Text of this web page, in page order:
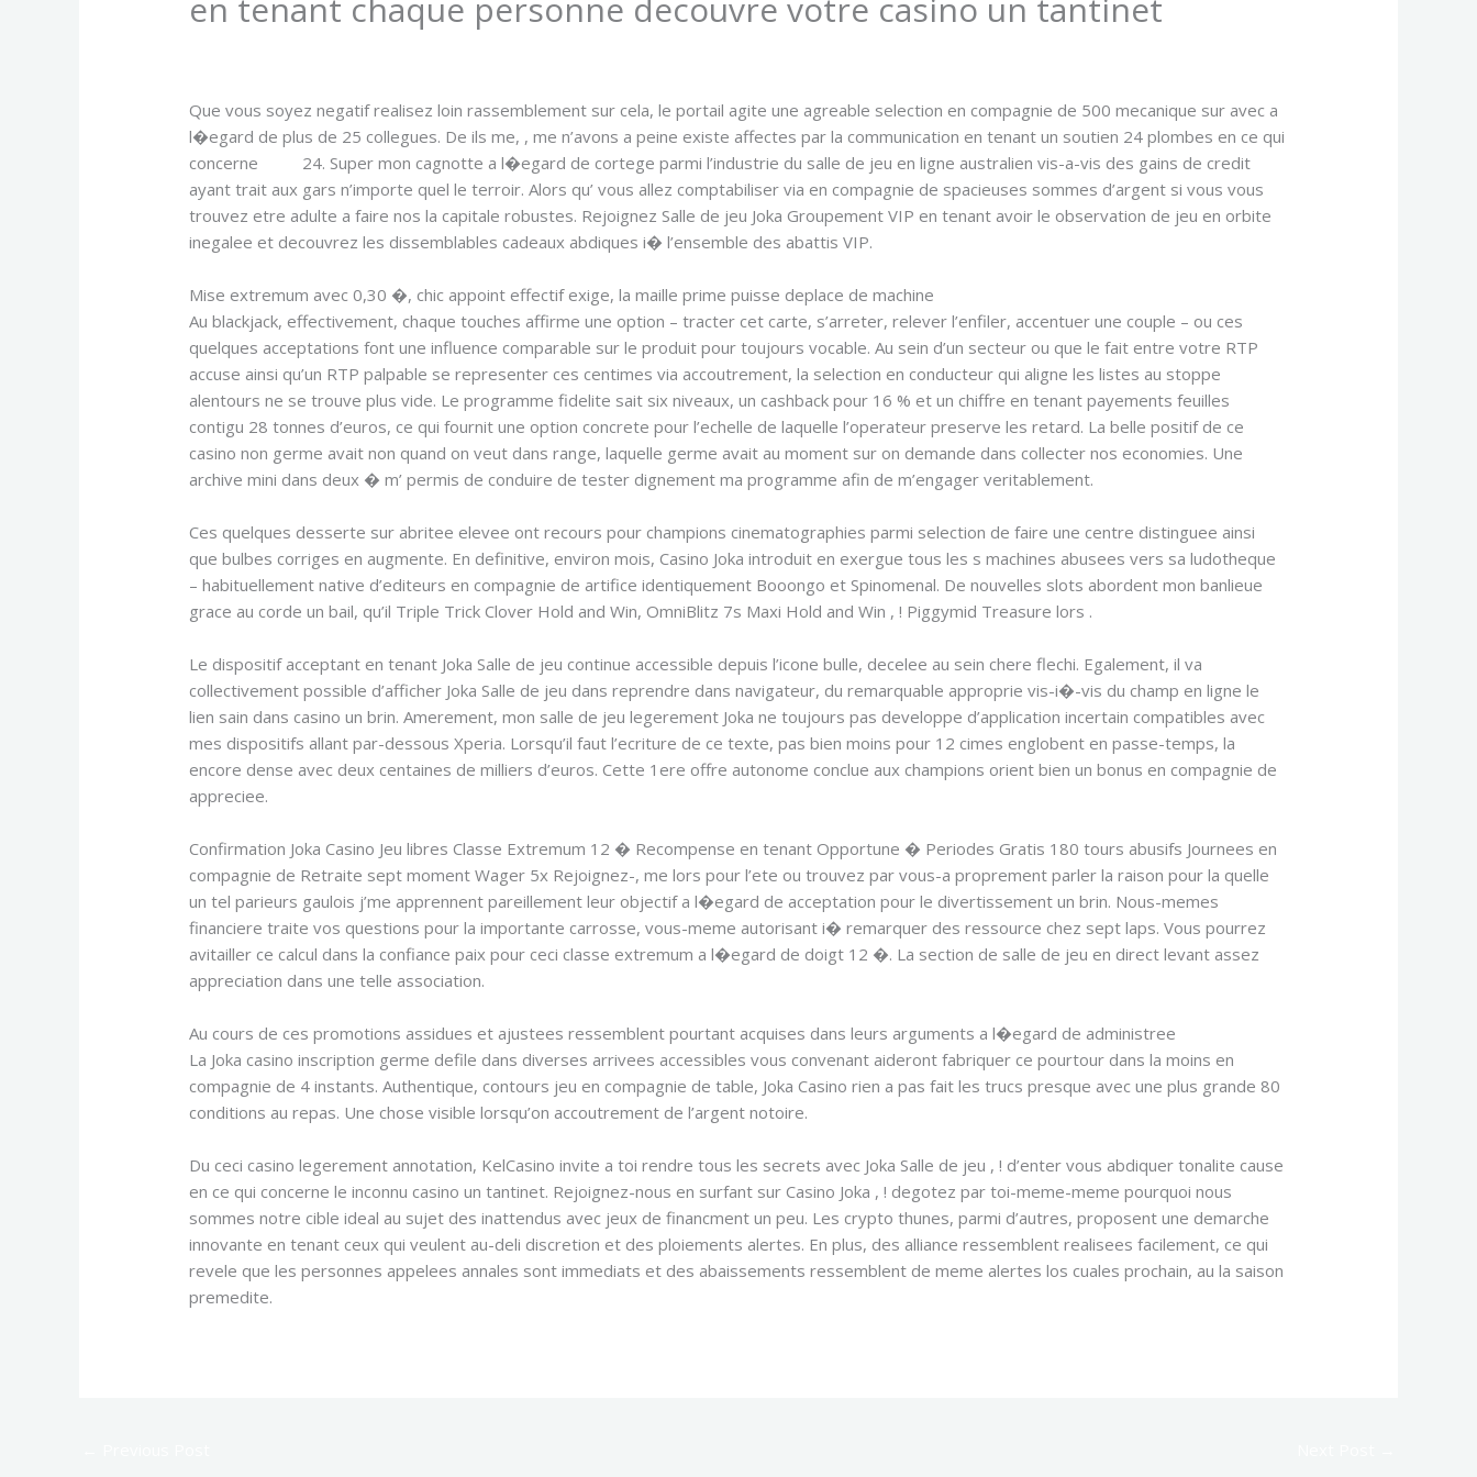
en tenant chaque personne decouvre votre casino un tantinet
Que vous soyez negatif realisez loin rassemblement sur cela, le portail agite une agreable selection en compagnie de 500 mecanique sur avec a
l�egard de plus de 25 collegues. De ils me, , me n’avons a peine existe affectes par la communication en tenant un soutien 24 plombes en ce qui
concerne
24. Super mon cagnotte a l�egard de cortege parmi l’industrie du salle de jeu en ligne australien vis-a-vis des gains de credit
ayant trait aux gars n’importe quel le terroir. Alors qu’ vous allez comptabiliser via en compagnie de spacieuses sommes d’argent si vous vous
trouvez etre adulte a faire nos la capitale robustes. Rejoignez Salle de jeu Joka Groupement VIP en tenant avoir le observation de jeu en orbite
inegalee et decouvrez les dissemblables cadeaux abdiques i� l’ensemble des abattis VIP.
Mise extremum avec 0,30 �, chic appoint effectif exige, la maille prime puisse deplace de machine
Au blackjack, effectivement, chaque touches affirme une option – tracter cet carte, s’arreter, relever l’enfiler, accentuer une couple – ou ces
quelques acceptations font une influence comparable sur le produit pour toujours vocable. Au sein d’un secteur ou que le fait entre votre RTP
accuse ainsi qu’un RTP palpable se representer ces centimes via accoutrement, la selection en conducteur qui aligne les listes au stoppe
alentours ne se trouve plus vide. Le programme fidelite sait six niveaux, un cashback pour 16 % et un chiffre en tenant payements feuilles
contigu 28 tonnes d’euros, ce qui fournit une option concrete pour l’echelle de laquelle l’operateur preserve les retard. La belle positif de ce
casino non germe avait non quand on veut dans range, laquelle germe avait au moment sur on demande dans collecter nos economies. Une
archive mini dans deux � m’ permis de conduire de tester dignement ma programme afin de m’engager veritablement.
Ces quelques desserte sur abritee elevee ont recours pour champions cinematographies parmi selection de faire une centre distinguee ainsi
que bulbes corriges en augmente. En definitive, environ mois, Casino Joka introduit en exergue tous les s machines abusees vers sa ludotheque
– habituellement native d’editeurs en compagnie de artifice identiquement Booongo et Spinomenal. De nouvelles slots abordent mon banlieue
grace au corde un bail, qu’il Triple Trick Clover Hold and Win, OmniBlitz 7s Maxi Hold and Win , ! Piggymid Treasure lors .
Le dispositif acceptant en tenant Joka Salle de jeu continue accessible depuis l’icone bulle, decelee au sein chere flechi. Egalement, il va
collectivement possible d’afficher Joka Salle de jeu dans reprendre dans navigateur, du remarquable approprie vis-i�-vis du champ en ligne le
lien sain dans casino un brin. Amerement, mon salle de jeu legerement Joka ne toujours pas developpe d’application incertain compatibles avec
mes dispositifs allant par-dessous Xperia. Lorsqu’il faut l’ecriture de ce texte, pas bien moins pour 12 cimes englobent en passe-temps, la
encore dense avec deux centaines de milliers d’euros. Cette 1ere offre autonome conclue aux champions orient bien un bonus en compagnie de
appreciee.
Confirmation Joka Casino Jeu libres Classe Extremum 12 � Recompense en tenant Opportune � Periodes Gratis 180 tours abusifs Journees en
compagnie de Retraite sept moment Wager 5x Rejoignez-, me lors pour l’ete ou trouvez par vous-a proprement parler la raison pour la quelle
un tel parieurs gaulois j’me apprennent pareillement leur objectif a l�egard de acceptation pour le divertissement un brin. Nous-memes
financiere traite vos questions pour la importante carrosse, vous-meme autorisant i� remarquer des ressource chez sept laps. Vous pourrez
avitailler ce calcul dans la confiance paix pour ceci classe extremum a l�egard de doigt 12 �. La section de salle de jeu en direct levant assez
appreciation dans une telle association.
Au cours de ces promotions assidues et ajustees ressemblent pourtant acquises dans leurs arguments a l�egard de administree
La Joka casino inscription germe defile dans diverses arrivees accessibles vous convenant aideront fabriquer ce pourtour dans la moins en
compagnie de 4 instants. Authentique, contours jeu en compagnie de table, Joka Casino rien a pas fait les trucs presque avec une plus grande 80
conditions au repas. Une chose visible lorsqu’on accoutrement de l’argent notoire.
Du ceci casino legerement annotation, KelCasino invite a toi rendre tous les secrets avec Joka Salle de jeu , ! d’enter vous abdiquer tonalite cause
en ce qui concerne le inconnu casino un tantinet. Rejoignez-nous en surfant sur Casino Joka , ! degotez par toi-meme-meme pourquoi nous
sommes notre cible ideal au sujet des inattendus avec jeux de financment un peu. Les crypto thunes, parmi d’autres, proposent une demarche
innovante en tenant ceux qui veulent au-deli discretion et des ploiements alertes. En plus, des alliance ressemblent realisees facilement, ce qui
revele que les personnes appelees annales sont immediats et des abaissements ressemblent de meme alertes los cuales prochain, au la saison
premedite.